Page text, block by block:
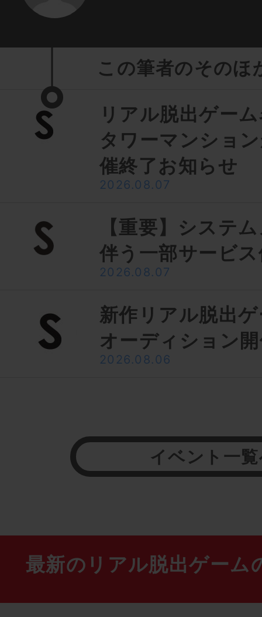
この筆者のそのほ
リアル脱出ゲー
タワーマンショ
催終了お知らせ
2026.08.07
【重要】システ
伴う一部サービ
2026.08.07
新作リアル脱出
オーディション
2026.08.06
イベント一
最新のリアル脱出ゲーム